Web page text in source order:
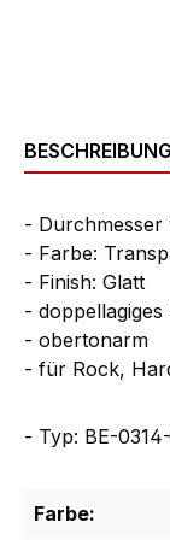
BESCHREIBUNG
- Durchmesser
- Farbe:
- Finish: Glatt
-
- obertonarm
- für Rock,
- Typ: BE-
Farbe: